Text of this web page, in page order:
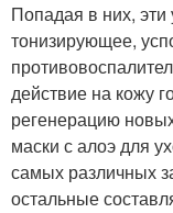
Попадая в них,
тонизирующее,
действие на кожу
регенерацию
маски с алоэ для
самых различных
остальные